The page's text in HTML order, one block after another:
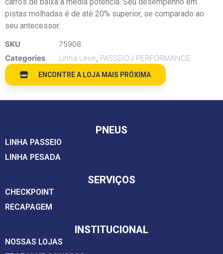
pistas molhadas é de até 20% superior, se comparado ao
seu antecessor.
SKU
75908
Categories
Linha Leve, PASSEIO / PERFORMANCE
ENCONTRE A LOJA MAIS PRÓXIMA
PNEUS
LINHA PASSEIO
LINHA PESADA
SERVIÇOS
CHECKPOINT
RECAPAGEM
INSTITUCIONAL
NOSSAS LOJAS